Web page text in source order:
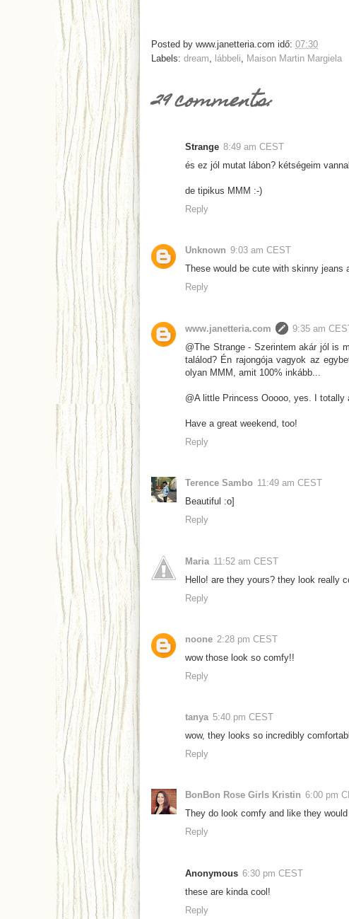
Posted by www.janetteria.com idő: 07:30
Labels: dream lábbeli Maison Martin Margiela
29 comments:
Strange 8:49 am CEST
és ez jól mutat lábon? kétségeim
de tipikus MMM :-)
Reply
Unknown 9:03 am CEST
These would be cute with skinny jeans
Reply
www.janetteria.com
9:35 am
@The Strange - Szerintem akár jól is
találod? Én rajongója vagyok az
olyan MMM, amit 100% inkább...
@A little Princess Ooooo, yes. I totally
Have a great weekend, too!
Reply
Terence Sambo 11:49 am CEST
Beautiful :o]
Reply
Maria 11:52 am CEST
Hello! are they yours? they look really
Reply
noone 2:28 pm CEST
wow those look so comfy!!
Reply
tanya 5:40 pm CEST
wow, they looks so incredibly
Reply
BonBon Rose Girls Kristin 6:00 pm
They do look comfy and like they
Reply
Anonymous 6:30 pm CEST
these are kinda cool!
Reply